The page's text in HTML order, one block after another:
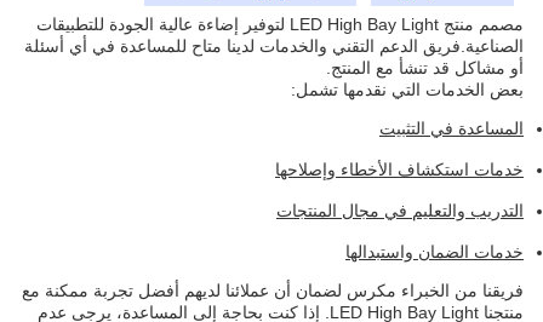
مصمم منتج LED High Bay Light لتوفير إضاءة عالية الجودة للتطبيقات
الصناعية.فريق الدعم التقني والخدمات لدينا متاح للمساعدة في أي أسئلة
أو مشاكل قد تنشأ مع المنتج.
بعض الخدمات التي نقدمها تشمل:
المساعدة في التثبيت
خدمات استكشاف الأخطاء وإصلاحها
التدريب والتعليم في مجال المنتجات
خدمات الضمان واستبدالها
فريقنا من الخبراء مكرس لضمان أن عملائنا لديهم أفضل تجربة ممكنة مع
منتجنا LED High Bay Light. إذا كنت بحاجة إلى المساعدة، يرجى عدم